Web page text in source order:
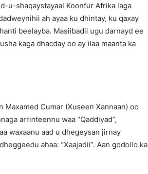
u-shaqaystayaal Koonfur Afrika laga
ah ayaa ku dhintay, ku qaxay
beelayba. Masiibadii ugu darnayd ee
kaga dhacday oo ay ilaa maanta ka
Cumar (Xuseen Xannaan) oo
arrinteennu waa “Qaddiyad”,
waxaanu aad u dhegeysan jirnay
ahaa: “Xaajadii”. Aan godollo ka